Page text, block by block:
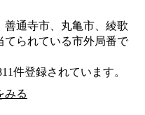
善通寺市、丸亀市、綾歌
てられている市外局番で
件登録されています。
みる